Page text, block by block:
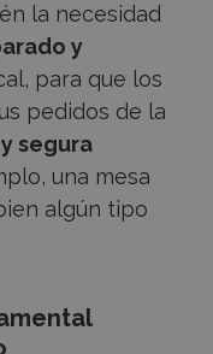
la necesidad
y
para que los
pedidos de la
segura
una mesa
algún tipo